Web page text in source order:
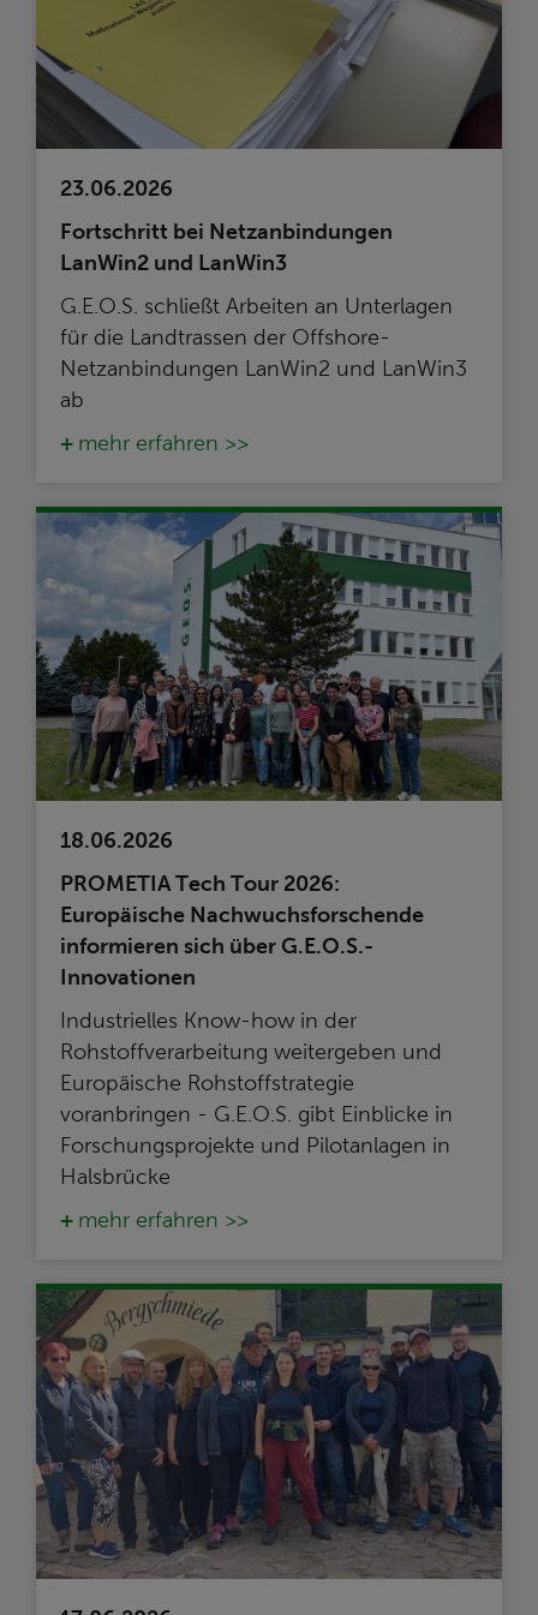
23.06.2026
Fortschritt bei Netzanbindungen
LanWin2 und LanWin3
G.E.O.S. schließt Arbeiten an Unterlagen
für die Landtrassen der Offshore-
Netzanbindungen LanWin2 und LanWin3
ab
mehr erfahren >>
18.06.2026
PROMETIA Tech Tour 2026:
Europäische Nachwuchsforschende
informieren sich über G.E.O.S.-
Innovationen
Industrielles Know-how in der
Rohstoffverarbeitung weitergeben und
Europäische Rohstoffstrategie
voranbringen - G.E.O.S. gibt Einblicke in
Forschungsprojekte und Pilotanlagen in
Halsbrücke
mehr erfahren >>